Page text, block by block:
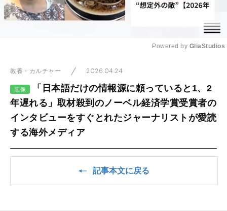
Powered by GliaStudios
教養・カルチャー 2026.04.24
画像
「日本語だけの情報源に頼っていると1、2
年遅れる」取材殺到のノーベル経済学賞受賞者の
インタビューをすぐとれたジャーナリストが愛読
する海外メディア
記事本文に戻る